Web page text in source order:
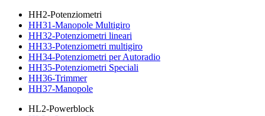
HH2-Potenziometri
HH31-Manopole Multigiro
HH32-Potenziometri lineari
HH33-Potenziometri multigiro
HH34-Potenziometri per Autoradio
HH35-Potenziometri Speciali
HH36-Trimmer
HH37-Manopole
HL2-Powerblock